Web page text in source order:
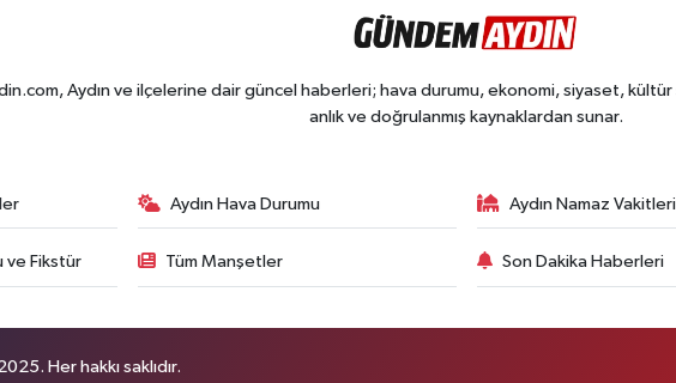
Aydın ve ilçelerine dair güncel haberleri; hava durumu, ekonomi, siyaset,
anlık ve doğrulanmış kaynaklardan sunar.
Aydın Hava Durumu Aydın Namaz Vakitleri
ve Fikstür Tüm Manşetler Son Dakika Haberleri
Her hakkı saklıdır.